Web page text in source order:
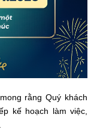
rằng Quý khách
kế hoạch làm việc,